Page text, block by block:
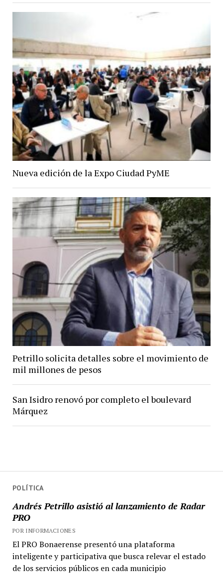
POLÍTICA
Andrés Petrillo asistió al lanzamiento de Radar
PRO
POR INFORMACIONES
El PRO Bonaerense presentó una plataforma
inteligente y participativa que busca relevar el estado
de los servicios públicos en cada municipio
Nueva edición de la Expo Ciudad PyME
Petrillo solicita detalles sobre el movimiento de
mil millones de pesos
San Isidro renovó por completo el boulevard
Márquez